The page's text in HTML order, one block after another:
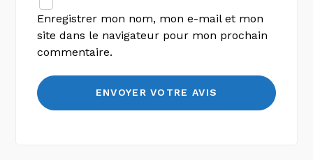
Enregistrer mon nom, mon e-mail et mon
site dans le navigateur pour mon prochain
commentaire.